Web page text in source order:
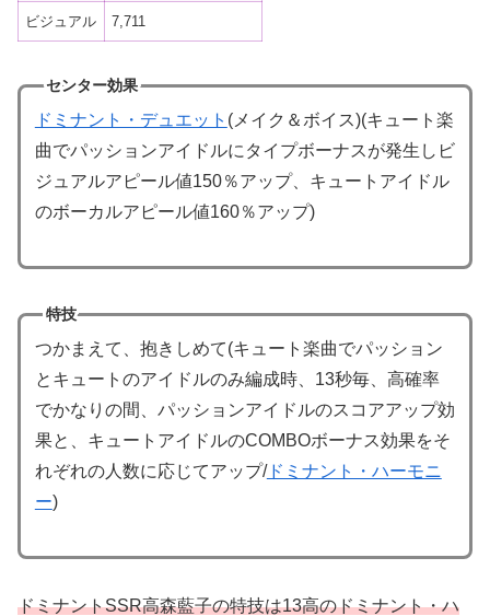
ビジュアル 7,711
センター効果
ドミナント・デュエット (メイク＆ボイス)(キュート楽
曲でパッションアイドルにタイプボーナスが発生しビ
ジュアルアピール値150％アップ、キュートアイドル
のボーカルアピール値160％アップ)
特技
つかまえて、抱きしめて(キュート楽曲でパッション
とキュートのアイドルのみ編成時、13秒毎、高確率
でかなりの間、パッションアイドルのスコアアップ効
果と、キュートアイドルのCOMBOボーナス効果をそ
れぞれの人数に応じてアップ/ドミナント・ハーモニ
ー)
ドミナントSSR高森藍子の特技は13高のドミナント・ハ